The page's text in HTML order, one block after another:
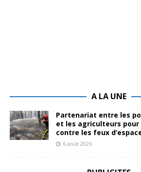
A LA UNE
Partenariat entre les
et les agriculteurs
contre les feux
6 août 2026